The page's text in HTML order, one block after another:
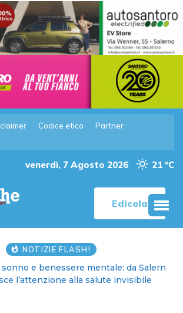
Codice etico
Partner
venerdì, 7 Agosto 2026 21 °C
Edicola
NOTIZIE FLASH!
e benessere mentale: da Salerno
l’attenzione alla salute invisibile